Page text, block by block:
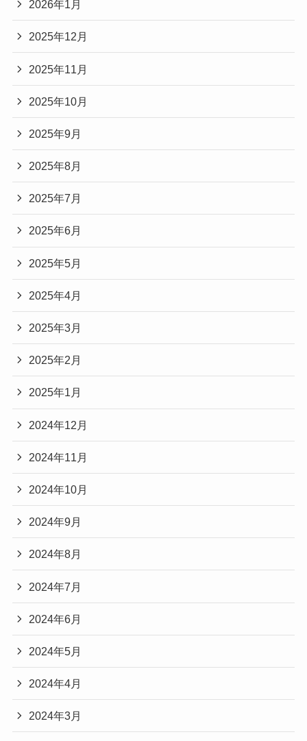
2026年1月
2025年12月
2025年11月
2025年10月
2025年9月
2025年8月
2025年7月
2025年6月
2025年5月
2025年4月
2025年3月
2025年2月
2025年1月
2024年12月
2024年11月
2024年10月
2024年9月
2024年8月
2024年7月
2024年6月
2024年5月
2024年4月
2024年3月